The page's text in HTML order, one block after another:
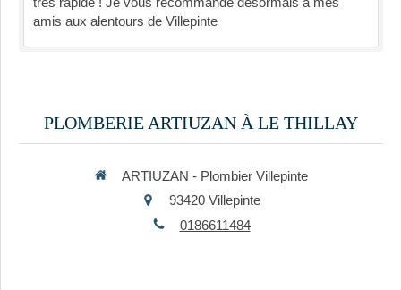
amis aux alentours de Villepinte
PLOMBERIE ARTIUZAN À LE THILLAY
ARTIUZAN - Plombier Villepinte
93420 Villepinte
0186611484